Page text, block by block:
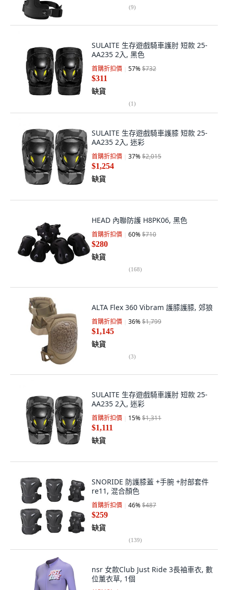
(9)
SULAITE 生存遊戲騎車護肘 短款 25-
AA235 2入, 黑色
首購折扣價 57%$732
$311
缺貨
(1)
SULAITE 生存遊戲騎車護膝 短款 25-
AA235 2入, 迷彩
首購折扣價 37%$2,015
$1,254
缺貨
HEAD 內聯防護 H8PK06, 黑色
首購折扣價 60%$710
$280
缺貨
(168)
ALTA Flex 360 Vibram 護膝護膝, 郊狼
首購折扣價 36%$1,799
$1,145
缺貨
(3)
SULAITE 生存遊戲騎車護肘 短款 25-
AA235 2入, 迷彩
首購折扣價 15%$1,311
$1,111
缺貨
SNORIDE 防護膝蓋 +手腕 +肘部套件
re11, 混合顏色
首購折扣價 46%$487
$259
缺貨
(139)
nsr 女款Club Just Ride 3長袖車衣, 數
位薰衣草, 1個